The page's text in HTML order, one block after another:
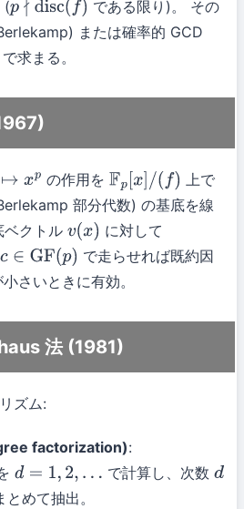
(p ∤disc(f)
である限り)。 その
または確率的 GCD
求まる。
p の作用をF p[x] /( f)
上で
部分代数) の基底を線
ベクトル v(x) に対して
c∈GF(p )
で走らせれば既約因
さいときに有効。
法 (1981)
ズム:
factorization):
d =1, 2,… で計算し、次数d
めて抽出。